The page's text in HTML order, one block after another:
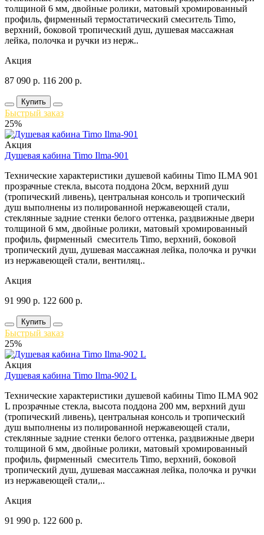
толщиной 6 мм, двойные ролики, матовый хромированный
профиль, фирменный термостатический смеситель Timo,
верхний, боковой тропический душ, душевая массажная
лейка, полочка и ручки из нерж..
Акция
87 090 р. 116 200 р.
Купить
Быстрый заказ
25%
Акция
Душевая кабина Timo Ilma-901
Технические характеристики душевой кабины Timo ILMA 901
прозрачные стекла, высота поддона 20см, верхний душ
(тропический ливень), центральная консоль и тропический
душ выполнены из полированной нержавеющей стали,
стеклянные задние стенки белого оттенка, раздвижные двери
толщиной 6 мм, двойные ролики, матовый хромированный
профиль, фирменный смеситель Timo, верхний, боковой
тропический душ, душевая массажная лейка, полочка и ручки
из нержавеющей стали, вентиляц..
Акция
91 990 р. 122 600 р.
Купить
Быстрый заказ
25%
Акция
Душевая кабина Timo Ilma-902 L
Технические характеристики душевой кабины Timo ILMA 902
L прозрачные стекла, высота поддона 200 мм, верхний душ
(тропический ливень), центральная консоль и тропический
душ выполнены из полированной нержавеющей стали,
стеклянные задние стенки белого оттенка, раздвижные двери
толщиной 6 мм, двойные ролики, матовый хромированный
профиль, фирменный смеситель Timo, верхний, боковой
тропический душ, душевая массажная лейка, полочка и ручки
из нержавеющей стали,..
Акция
91 990 р. 122 600 р.